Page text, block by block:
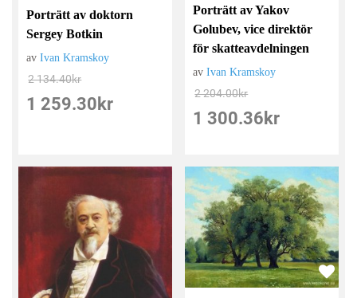
Porträtt av doktorn
Sergey Botkin
avIvan Kramskoy
2 134.40kr
1 259.30 kr
Porträtt av Yakov
Golubev, vice direktör
för skatteavdelningen
avIvan Kramskoy
2 204.00kr
1 300.36 kr